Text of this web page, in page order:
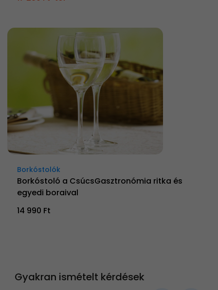
Borkóstolók
Borkóstoló a CsúcsGasztronómia ritka és
egyedi boraival
14 990 Ft
Gyakran ismételt kérdések